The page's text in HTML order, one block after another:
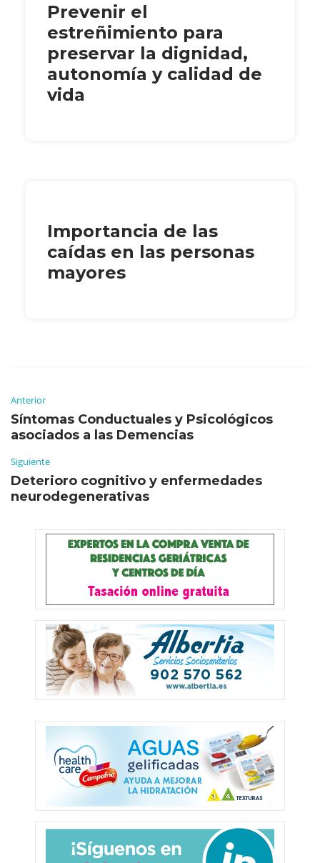
Prevenir el
estreñimiento para
preservar la dignidad,
autonomía y calidad de
vida
Importancia de las
caídas en las personas
mayores
Anterior
Síntomas Conductuales y Psicológicos
asociados a las Demencias
Siguiente
Deterioro cognitivo y enfermedades
neurodegenerativas